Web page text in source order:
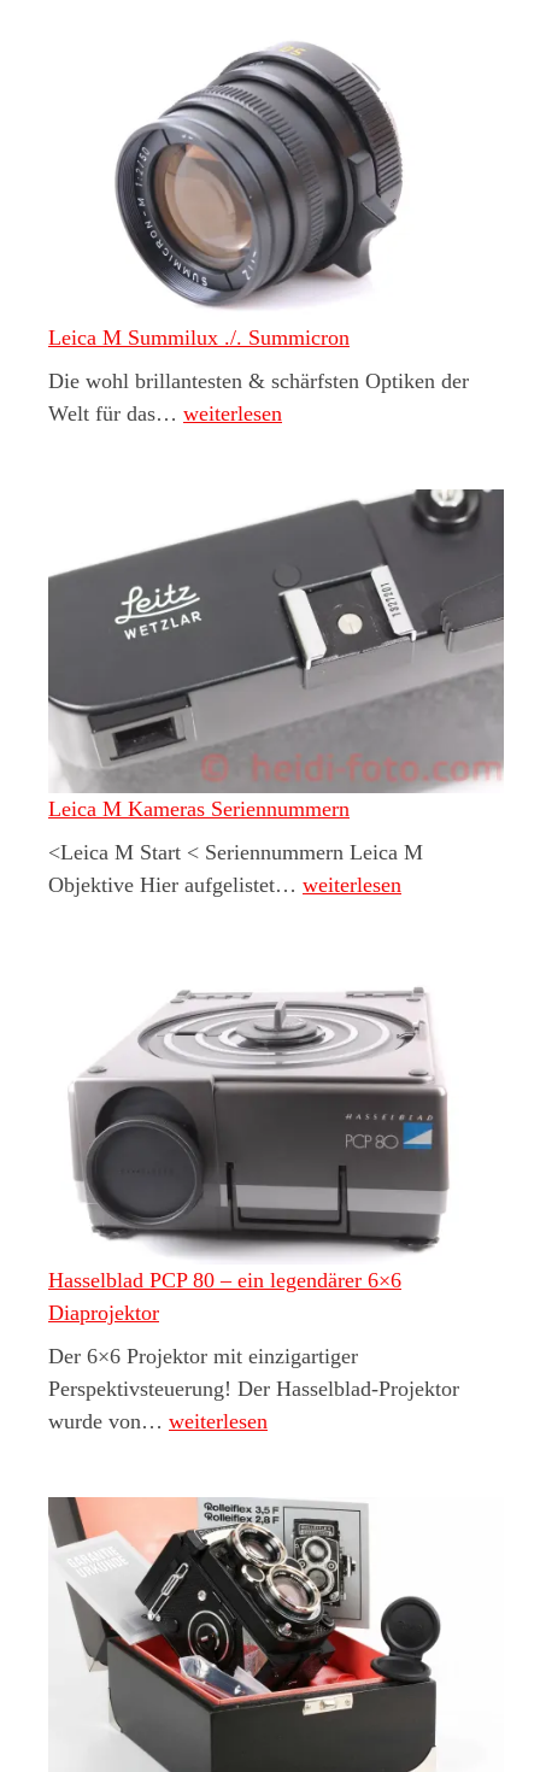
Leica M Summilux ./. Summicron
Die wohl brillantesten & schärfsten Optiken der
Welt für das… Leica M Summilux ./. Summicron
weiterlesen
Leica M Kameras Seriennummern
<Leica M Start < Seriennummern Leica M
Objektive Hier aufgelistet… Leica M Kameras
weiterlesen
Hasselblad PCP 80 – ein legendärer 6×6
Diaprojektor
Der 6×6 Projektor mit einzigartiger
Perspektivsteuerung! Der Hasselblad-Projektor
wurde von… Hasselblad PCP 80 – ein legendärer 6×6
weiterlesen